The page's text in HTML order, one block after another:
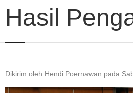
Hasil
Dikirim oleh Hendi Poernawan pada